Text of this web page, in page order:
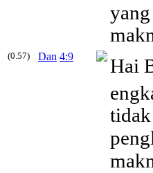
(0.57) Dan 4:9 Hai